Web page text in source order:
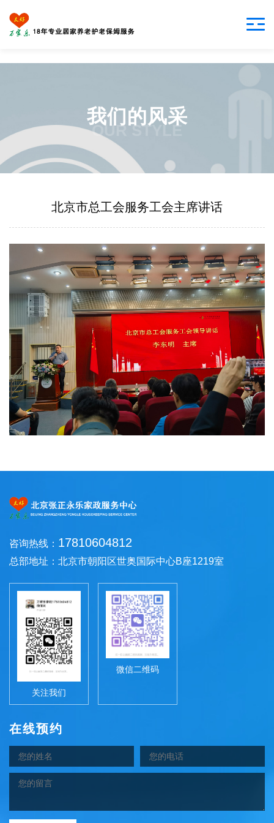
我们的风采
OUR STYLE
北京市总工会服务工会主席讲话
咨询热线： 17810604812
总部地址：北京市朝阳区世奥国际中心B座1219室
关注我们
微信二维码
在线预约